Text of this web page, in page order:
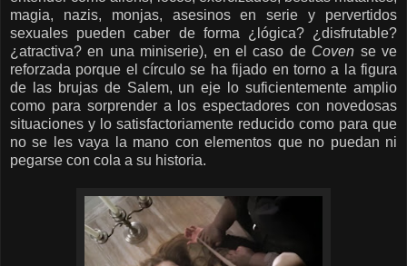
magia, nazis, monjas, asesinos en serie y pervertidos
sexuales pueden caber de forma ¿lógica? ¿disfrutable?
¿atractiva? en una miniserie), en el caso de Coven se ve
reforzada porque el círculo se ha fijado en torno a la figura
de las brujas de Salem, un eje lo suficientemente amplio
como para sorprender a los espectadores con novedosas
situaciones y lo satisfactoriamente reducido como para que
no se les vaya la mano con elementos que no puedan ni
pegarse con cola a su historia.